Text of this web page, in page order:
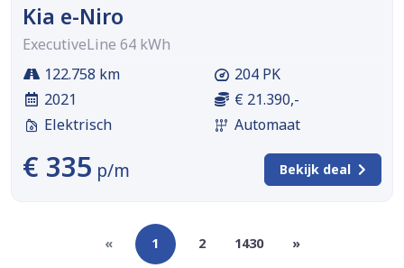
Kia e-Niro
ExecutiveLine 64 kWh
122.758 km
2021
Elektrisch
204 PK
€ 21.390,-
Automaat
€ 335 p/m Bekijk deal
« 1 2 1430 »